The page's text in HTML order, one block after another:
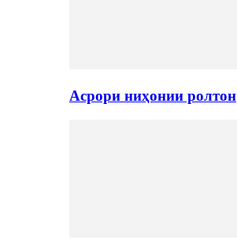
Асрори ниҳонии ролтон